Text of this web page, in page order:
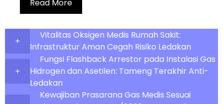
Read More
Vitalitas Oksigen Medis Rumah Sakit:
Infrastruktur Aman Cegah Risiko Ledakan
Fungsi Flashback Arrestor pada Instalasi Gas
Hidrogen dan Asetilen: Tameng Terakhir Anti-
Ledakan
Kewajiban Prasarana Gas Medis Sesuai